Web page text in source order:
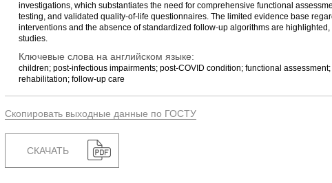
investigations, which substantiates the need for comprehensive functional
testing, and validated quality-of-life questionnaires. The limited evidence base
interventions and the absence of standardized follow-up algorithms are
studies.
Ключевые слова на английском языке:
children; post-infectious impairments; post-COVID condition; functional
rehabilitation; follow-up care
Скопировать выходные данные по ГОСТУ
СКАЧАТЬ